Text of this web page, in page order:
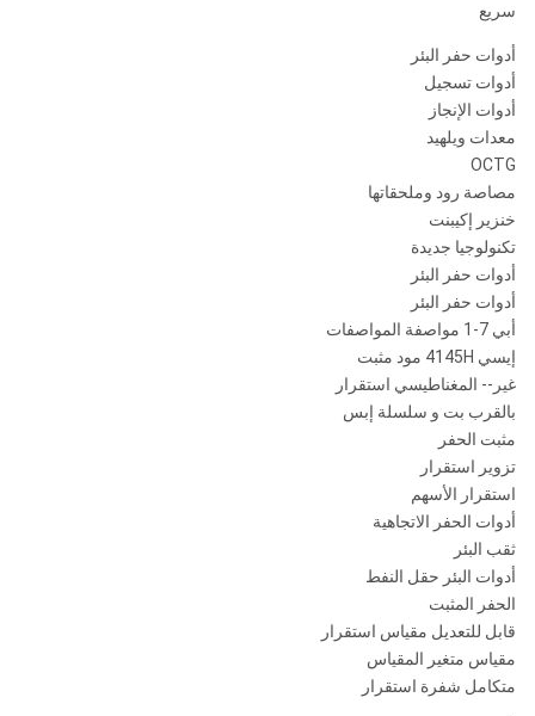
سريع
أدوات حفر البئر
أدوات تسجيل
أدوات الإنجاز
معدات ويلهيد
OCTG
مصاصة رود وملحقاتها
خنزير إكيبنت
تكنولوجيا جديدة
أدوات حفر البئر
أدوات حفر البئر
أبي 7-1 مواصفة المواصفات
إيسي 4145H مود مثبت
غير-- المغناطيسي استقرار
بالقرب بت و سلسلة إبس
مثبت الحفر
تزوير استقرار
استقرار الأسهم
أدوات الحفر الاتجاهية
ثقب البئر
أدوات البئر حقل النفط
الحفر المثبت
قابل للتعديل مقياس استقرار
مقياس متغير المقياس
متكامل شفرة استقرار